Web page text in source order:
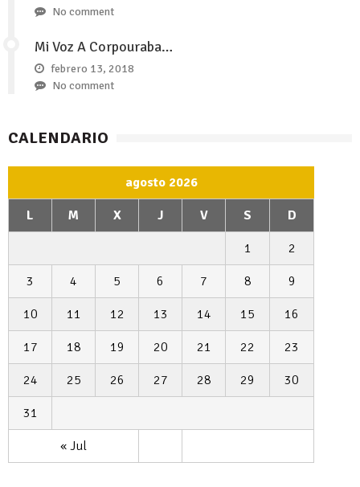
No comment
Mi Voz A Corpouraba…
febrero 13, 2018
No comment
CALENDARIO
agosto 2026
L M X J V S D
« Jul
1 2
3 4 5 6 7 8 9
10 11 12 13 14 15 16
17 18 19 20 21 22 23
24 25 26 27 28 29 30
31